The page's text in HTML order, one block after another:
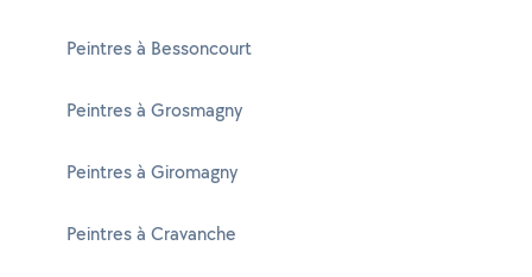
Peintres à Bessoncourt
Peintres à Grosmagny
Peintres à Giromagny
Peintres à Cravanche